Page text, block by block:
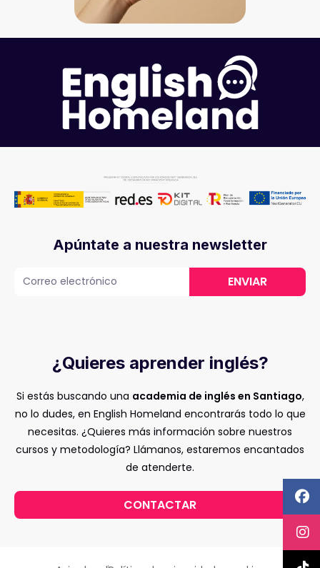
Apúntate a nuestra newsletter
ENVIAR
¿Quieres aprender inglés?
Si estás buscando una academia de inglés en Santiago,
no lo dudes, en English Homeland encontrarás todo lo que
necesitas. ¿Quieres más información sobre nuestros
cursos y metodología? Llámanos, estaremos encantados
de atenderte.
CONTACTAR